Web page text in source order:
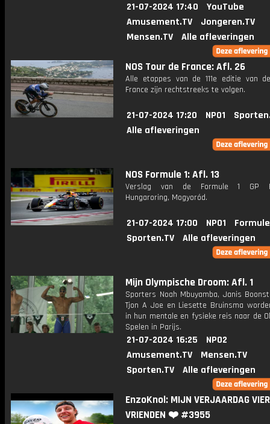
21-07-2024 17:40
YouTube
Amusement.TV
Jongeren.TV
Mensen.TV
Alle afleveringen
NOS Tour de France: Afl. 26
Alle etappes van de 111e editie van
France zijn rechtstreeks te volgen.
21-07-2024 17:20 NPO1
Alle afleveringen
NOS Formule 1: Afl. 13
Verslag van de Formule 1 GP
Hungaroring, Mogyoród.
21-07-2024 17:00 NPO1
Sporten.TV
Alle afleveringen
Mijn Olympische Droom: Afl. 1
Sporters Noah Mbuyamba, Janis
Tjon A Joe en Liesette Bruinsma
in hun mentale en fysieke reis naar de
Spelen in Parijs.
21-07-2024 16:25
NPO2
Amusement.TV
Mensen.TV
Sporten.TV
Alle afleveringen
EnzoKnol: MIJN VERJAARDAG
VRIENDEN ❤️ #3955